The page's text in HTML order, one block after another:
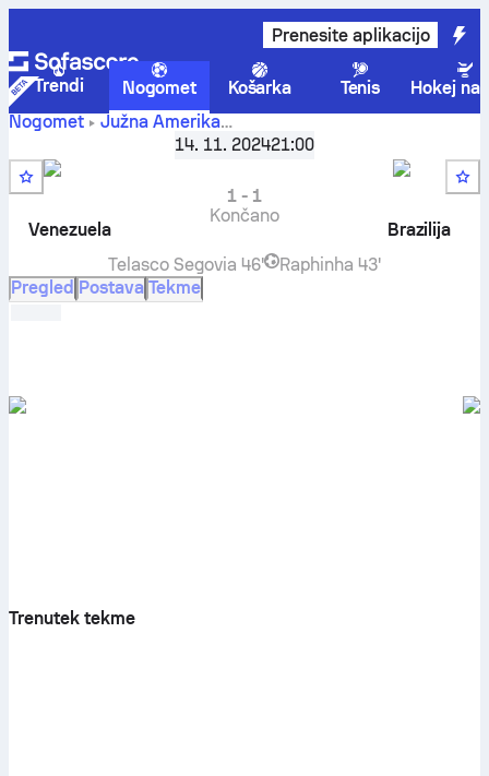
Prenesite aplikacijo
Trendi Nogomet Košarka Tenis
Hokej na
Nogomet
Južna Amerika
World Cup Kvalifikacije, CONMEBOL
Venezuela
rezultat v živo, H2H rezultati,
razvrstitev in napoved
14. 11. 202421:00
Venezuela
1- 1
Končano
Brazilija
Telasco Segovia 46' Raphinha 43'
Pregled Postava Tekme
Trenutek tekme